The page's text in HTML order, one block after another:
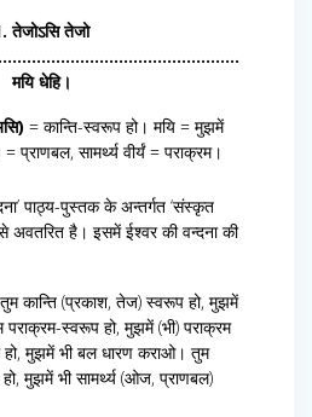
तेजोऽसि तेजो
मयि धेहि।
= कान्ति-स्वरूप हो। मयि = मुझमें
सामर्थ्य वीर्यं = पराक्रम।
पाठ्य-पुस्तक के अन्तर्गत ‘संस्कृत
अवतरित है। इसमें ईश्वर की वन्दना की
कान्ति (प्रकाश, तेज) स्वरूप हो, मुझमें
स्वरूप हो, मुझमें (भी) पराक्रम
मुझमें भी बल धारण कराओ। तुम
हो, मुझमें भी सामर्थ्य (ओज, प्राणबल)